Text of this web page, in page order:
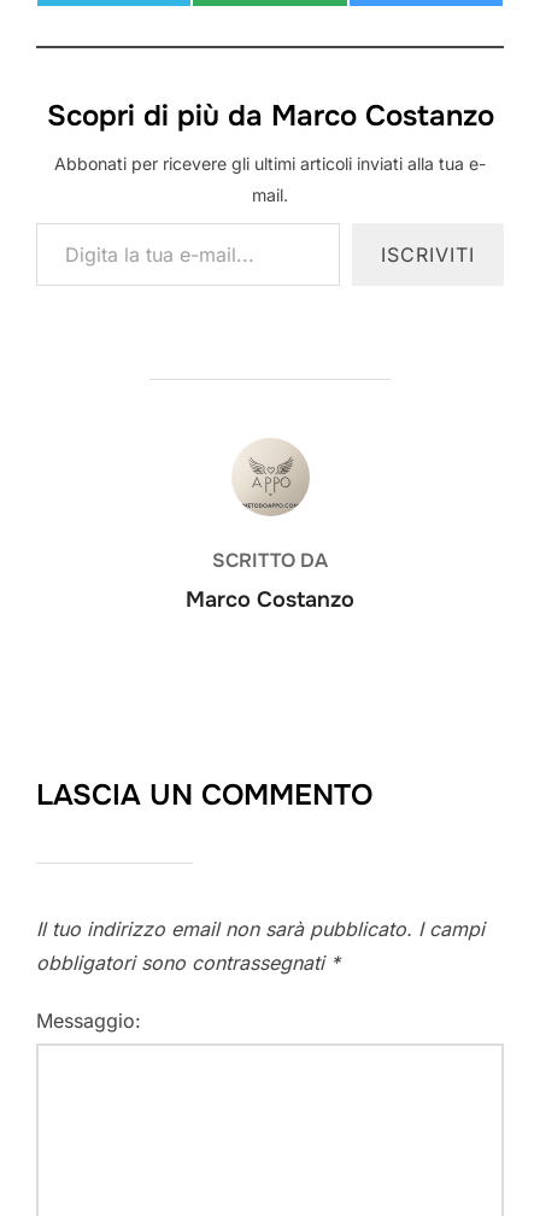
Scopri di più da Marco Costanzo
Abbonati per ricevere gli ultimi articoli inviati alla tua e-
mail.
Digita la tua e-mail...
ISCRIVITI
AUTORE DELL'ARTICOLO
SCRITTO DA
Marco Costanzo
LASCIA UN COMMENTO
Il tuo indirizzo email non sarà pubblicato. I campi
obbligatori sono contrassegnati *
Messaggio: